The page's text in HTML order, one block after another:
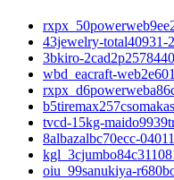
43jewelry-total40931-
3bkiro-
wbd_eacraft-
tvcd-15kg-
8albazalbc70ecc-
oiu_99sanukiya-